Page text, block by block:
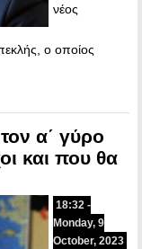
νέος
ο οποίος
α΄ γύρο
και που θα
18:32 -
Monday, 9
October, 2023